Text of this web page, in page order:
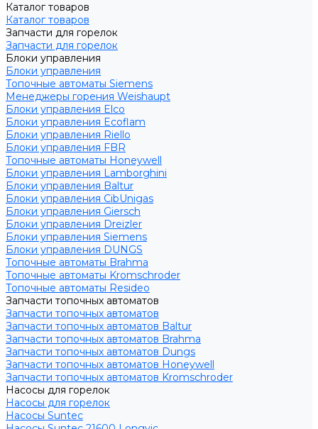
Каталог товаров
Каталог товаров
Запчасти для горелок
Запчасти для горелок
Блоки управления
Блоки управления
Топочные автоматы Siemens
Менеджеры горения Weishaupt
Блоки управления Elco
Блоки управления Ecoflam
Блоки управления Riello
Блоки управления FBR
Топочные автоматы Honeywell
Блоки управления Lamborghini
Блоки управления Baltur
Блоки управления CibUnigas
Блоки управления Giersch
Блоки управления Dreizler
Блоки управления Siemens
Блоки управления DUNGS
Топочные автоматы Brahma
Топочные автоматы Kromschroder
Топочные автоматы Resideo
Запчасти топочных автоматов
Запчасти топочных автоматов
Запчасти топочных автоматов Baltur
Запчасти топочных автоматов Brahma
Запчасти топочных автоматов Dungs
Запчасти топочных автоматов Honeywell
Запчасти топочных автоматов Kromschroder
Насосы для горелок
Насосы для горелок
Насосы Suntec